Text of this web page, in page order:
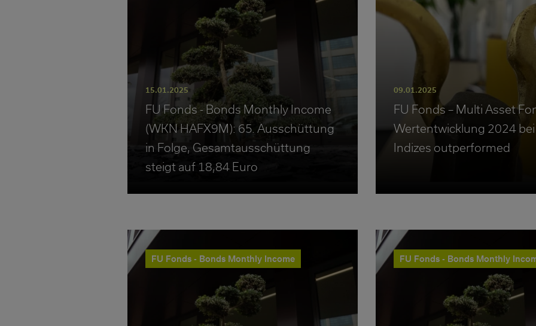
15.01.2025
FU Fonds - Bonds Monthly Income
(WKN HAFX9M): 65. Ausschüttung
in Folge, Gesamtausschüttung
steigt auf 18,84 Euro
09.01.2025
FU Fonds – Multi Asset
Wertentwicklung 2024 bei
Indizes outperformed
FU Fonds - Bonds Monthly Income FU Fonds - Bonds Monthly